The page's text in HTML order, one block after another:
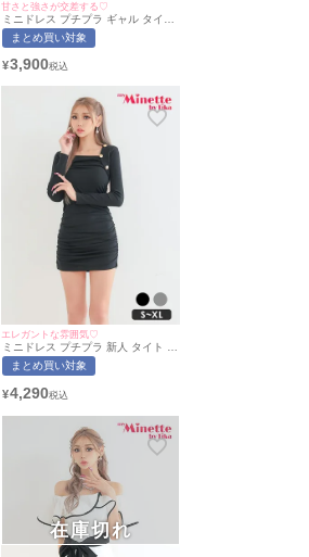
甘さと強さが交差する♡
ミニドレス プチプラ ギャル タイト
ワンピース セクシー ノースリーブ
低身長 谷間 リボン 豹柄 レオパード
サイズ対応） | myMinette/マイミネ
まとめ買い対象
¥3,900
エレガントな雰囲気♡
ミニドレス プチプラ 新人 タイト 長
袖 韓国ドレス ラウンジ 低身長 胸元
隠し スクエアネック 同伴 ペア ゴー
ス (あおぽん着用/S~XLサイズ対応)
まとめ買い対象
¥4,290
在庫切れ